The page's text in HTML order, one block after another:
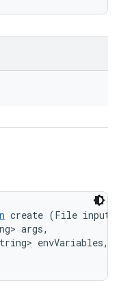
create (File
args,
envVariables,